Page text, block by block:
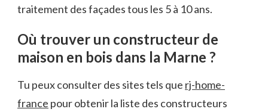
traitement des façades tous les 5 à 10 ans.
Où trouver un constructeur de
maison en bois dans la Marne ?
Tu peux consulter des sites tels que rj-home-
france pour obtenir la liste des constructeurs